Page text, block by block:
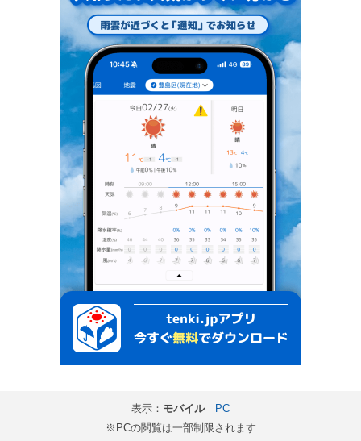
表示： モバイル｜
PC
※PCの閲覧は一部制限されます